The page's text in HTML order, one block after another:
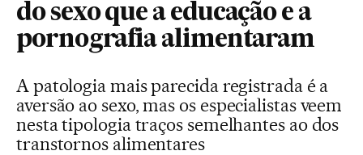
do sexo que a educação e a
pornografia alimentaram
A patologia mais parecida registrada é a
aversão ao sexo, mas os especialistas veem
nesta tipologia traços semelhantes ao dos
transtornos alimentares